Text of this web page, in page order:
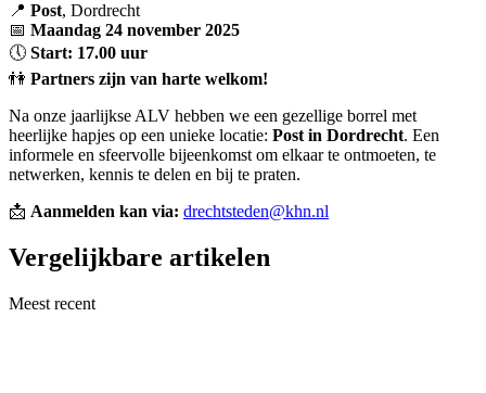
📍 Post, Dordrecht
📅 Maandag 24 november 2025
🕔 Start: 17.00 uur
👫 Partners zijn van harte welkom!
Na onze jaarlijkse ALV hebben we een gezellige borrel met
heerlijke hapjes op een unieke locatie: Post in Dordrecht. Een
informele en sfeervolle bijeenkomst om elkaar te ontmoeten, te
netwerken, kennis te delen en bij te praten.
📩 Aanmelden kan via: drechtsteden@khn.nl
Vergelijkbare artikelen
Meest recent